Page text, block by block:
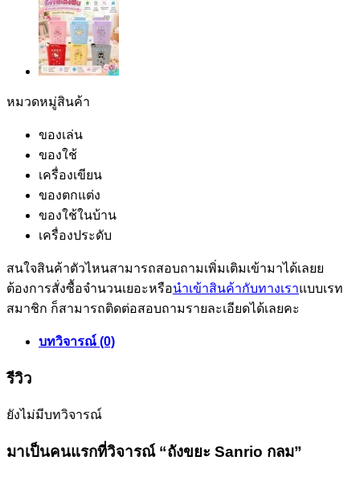
หมวดหมู่สินค้า
ของเล่น
ของใช้
เครื่องเขียน
ของตกแต่ง
ของใช้ในบ้าน
เครื่องประดับ
สนใจสินค้าตัวไหนสามารถสอบถามเพิ่มเติมเข้ามาได้เลยย
ต้องการสั่งซื้อจำนวนเยอะหรือนำเข้าสินค้ากับทางเราแบบเรท
สมาชิก ก็สามารถติดต่อสอบถามรายละเอียดได้เลยคะ
บทวิจารณ์ (0)
รีวิว
ยังไม่มีบทวิจารณ์
มาเป็นคนแรกที่วิจารณ์ “ถังขยะ Sanrio กลม”